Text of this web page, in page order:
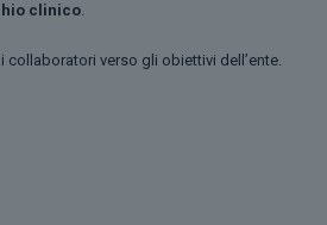
clinico.
collaboratori verso gli obiettivi dell’ente.